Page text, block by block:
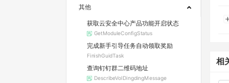
其他
获取云安全中心产品功能开启状态
GetModuleConfigStatus
完成新手引导任务自动领取奖励
FinishGuidTask
查询钉钉群二维码地址
DescribeVolDingdingMessage
相